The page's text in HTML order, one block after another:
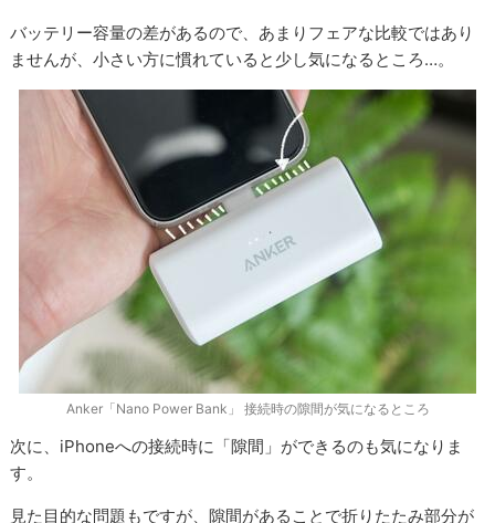
バッテリー容量の差があるので、あまりフェアな比較ではあり
ませんが、小さい方に慣れていると少し気になるところ…。
Anker「Nano Power Bank」 接続時の隙間が気になるところ
次に、iPhoneへの接続時に「隙間」ができるのも気になりま
す。
見た目的な問題もですが、隙間があることで折りたたみ部分が